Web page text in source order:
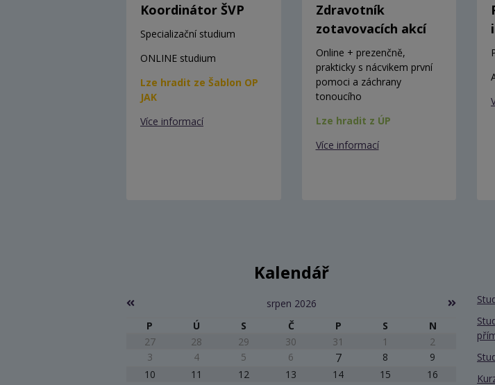
Koordinátor ŠVP
Specializační studium
ONLINE studium
Lze hradit ze Šablon OP
JAK
Více informací
Zdravotník
zotavovacích akcí
Online + prezenčně,
prakticky s nácvikem první
pomoci a záchrany
tonoucího
Lze hradit z ÚP
Více informací
Kalendář
srpen 2026
P
Ú S Č P S
N
27
28 29 30 31 1
2
3
4 5 6 7 8
9
10
11 12 13 14 15
16